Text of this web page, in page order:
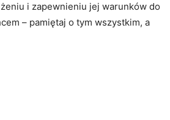
i zapewnieniu jej warunków do
– pamiętaj o tym wszystkim, a